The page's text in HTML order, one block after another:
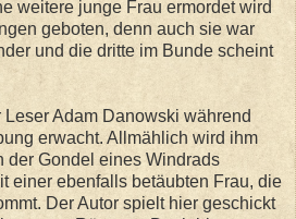
weitere junge Frau ermordet wird
geboten, denn auch sie war
und die dritte im Bunde scheint
Leser Adam Danowski während
erwacht. Allmählich wird ihm
der Gondel eines Windrads
einer ebenfalls betäubten Frau, die
Der Autor spielt hier geschickt